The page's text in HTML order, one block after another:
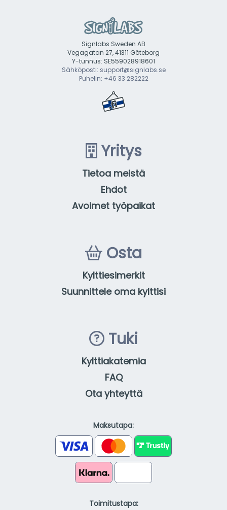
Signlabs Sweden AB
Vegagatan 27, 41311 Göteborg
Y-tunnus: SE559028918601
Sähköposti: support@signlabs.se
Puhelin: +46 33 282222
Yritys
Tietoa meistä
Ehdot
Avoimet työpaikat
Osta
Kylttiesimerkit
Suunnittele oma kylttisi
Tuki
Kylttiakatemia
FAQ
Ota yhteyttä
Maksutapa:
Toimitustapa: